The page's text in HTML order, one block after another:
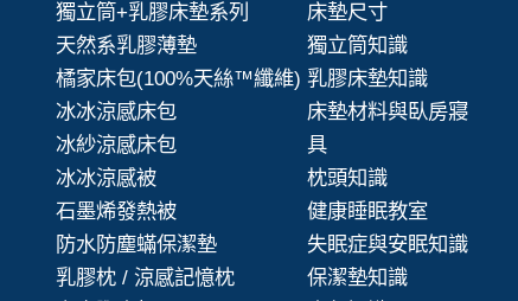
獨立筒+乳膠床墊系列
天然系乳膠薄墊
橘家床包(100%天絲™纖維)
冰冰涼感床包
冰紗涼感床包
冰冰涼感被
石墨烯發熱被
防水防塵蟎保潔墊
乳膠枕 / 涼感記憶枕
床墊尺寸
獨立筒知識
乳膠床墊知識
床墊材料與臥房寢
具
枕頭知識
健康睡眠教室
失眠症與安眠知識
保潔墊知識